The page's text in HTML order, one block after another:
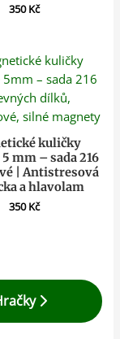
350Kč
kuličky
mm – sada 216
| Antistresová
a hlavolam
350Kč